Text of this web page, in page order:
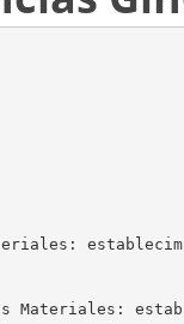
Materiales: